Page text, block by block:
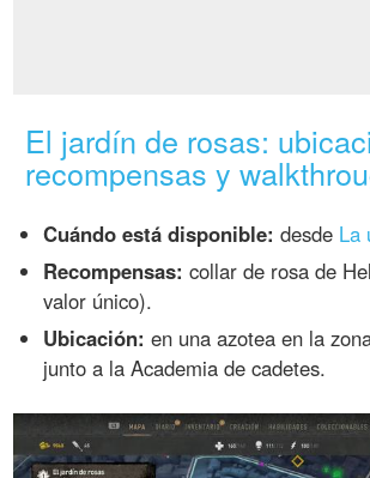
El jardín de rosas:
recompensas y
Cuándo está disponible: desde La
Recompensas: collar de rosa de
valor único).
Ubicación: en una azotea en la
junto a la Academia de cadetes.